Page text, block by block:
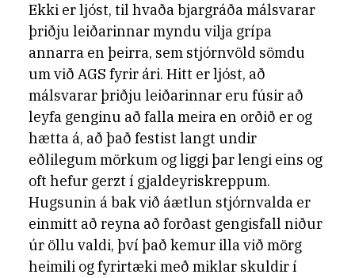
Ekki er ljóst, til hvaða bjargráða málsvarar
þriðju leiðarinnar myndu vilja grípa
annarra en þeirra, sem stjórnvöld sömdu
um við AGS fyrir ári. Hitt er ljóst, að
málsvarar þriðju leiðarinnar eru fúsir að
leyfa genginu að falla meira en orðið er og
hætta á, að það festist langt undir
eðlilegum mörkum og liggi þar lengi eins og
oft hefur gerzt í gjaldeyriskreppum.
Hugsunin á bak við áætlun stjórnvalda er
einmitt að reyna að forðast gengisfall niður
úr öllu valdi, því það kemur illa við mörg
heimili og fyrirtæki með miklar skuldir í